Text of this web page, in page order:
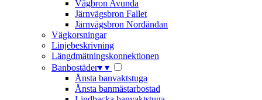
Vägbron Avunda
Järnvägsbron Fallet
Järnvägsbron Nordändan
Vägkorsningar
Linjebeskrivning
Längdmätningskonnektionen
Banbostäder▾ ▾
Ånsta banvaktstuga
Ånsta banmästarbostad